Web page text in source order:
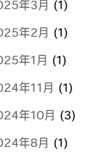
年3月 (1)
年2月 (1)
年1月 (1)
年11月 (1)
年10月 (3)
年8月 (1)